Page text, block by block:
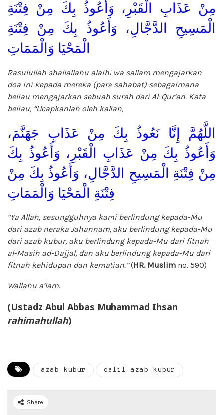
مِنْ عَذَابِ الْقَبْرِ، وَأَعُوذُ بِكَ مِنْ فِتْنَةِ
الْمَسِيحِ الدَّجَّالِ، وَأَعُوذُ بِكَ مِنْ فِتْنَةِ
الْمَحْيَا وَالْمَمَاتِ
Rasulullah shallallahu alaihi wa sallam mengajarkan
doa ini kepada mereka (para sahabat) sebagaimana
beliau mengajarkan sebuah surah dari Al-Qur’an. Kata
beliau, “Ucapkanlah oleh kalian,
اللَّهُمَّ إِنَّا نَعُوذُ بِكَ مِنْ عَذَابِ جَهَنَّمَ،
وَأَعُوذُ بِكَ مِنْ عَذَابِ الْقَبْرِ، وَأَعُوذُ بِكَ
مِنْ فِتْنَةِ الْمَسِيحِ الدَّجَّالِ، وَأَعُوذُ بِكَ مِنْ
فِتْنَةِ الْمَحْيَا وَالْمَمَاتِ
“Ya Allah, sesungguhnya kami berlindung kepada-Mu
dari azab neraka Jahannam, aku berlindung kepada-Mu
dari azab kubur, aku berlindung kepada-Mu dari fitnah
al-Masih ad-Dajjal, dan aku berlindung kepada-Mu dari
fitnah kehidupan dan kematian.”(HR. Muslim no. 590)
Wallahu a’lam.
(Ustadz Abul Abbas Muhammad Ihsan
rahimahullah)
azab kubur dalil azab kubur
Share